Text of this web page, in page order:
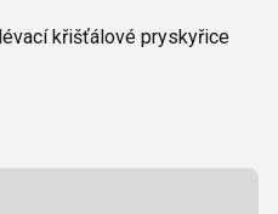
křišťálové pryskyřice